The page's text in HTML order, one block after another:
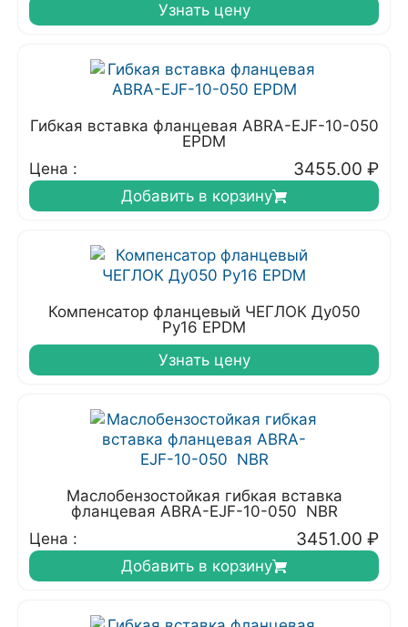
Узнать цену
Гибкая вставка фланцевая ABRA-EJF-10-050
EPDM
Цена :
3455.00 ₽
Добавить в корзину
Компенсатор фланцевый ЧЕГЛОК Ду050
Ру16 EPDM
Узнать цену
Маслобензостойкая гибкая вставка
фланцевая ABRA-EJF-10-050 NBR
Цена :
3451.00 ₽
Добавить в корзину